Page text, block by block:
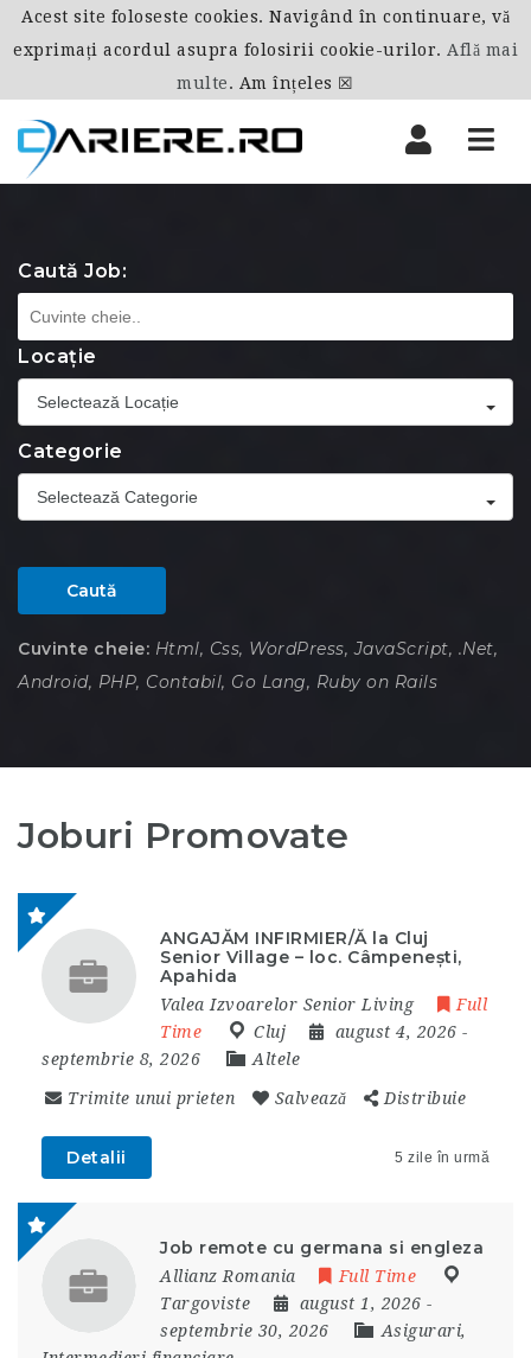
Caută Job:
Locație
Selectează Locație
Categorie
Selectează Categorie
Caută
Cuvinte cheie: Html, Css, WordPress, JavaScript, .Net,
Android, PHP, Contabil, Go Lang, Ruby on Rails
Joburi Promovate
ANGAJĂM INFIRMIER/Ă la Cluj
Senior Village – loc. Câmpenești,
Apahida
Valea Izvoarelor Senior Living
Full
Time
Cluj august 4, 2026 -
septembrie 8, 2026
Altele
Trimite unui prieten Salvează Distribuie
Detalii 5 zile în urmă
Job remote cu germana si engleza
Allianz Romania
Full Time
Targoviste
august 1, 2026 -
septembrie 30, 2026
Asigurari,
Acest site foloseste cookies. Navigând în continuare, vă
exprimați acordul asupra folosirii cookie-urilor. Află mai
multe. Am înțeles ☒